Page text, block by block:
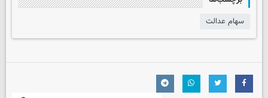
سهام عدالت